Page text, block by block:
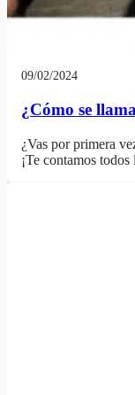
09/02/2024
¿Cómo se
¿Vas por primera
¡Te contamos